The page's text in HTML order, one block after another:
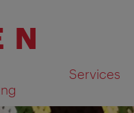
Services